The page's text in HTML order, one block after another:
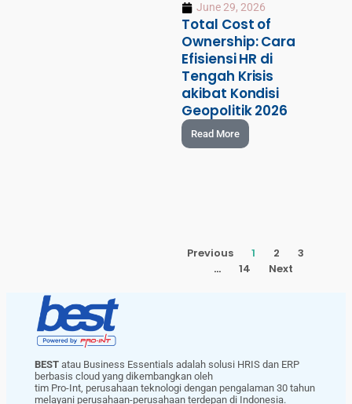
June 29, 2026
Total Cost of
Ownership: Cara
Efisiensi HR di
Tengah Krisis
akibat Kondisi
Geopolitik 2026
Read More
Previous 1 2
3
…
14 Next
BEST atau Business Essentials adalah solusi HRIS dan ERP
berbasis cloud yang dikembangkan oleh
tim Pro-Int, perusahaan teknologi dengan pengalaman 30 tahun
melayani perusahaan-perusahaan terdepan di Indonesia.